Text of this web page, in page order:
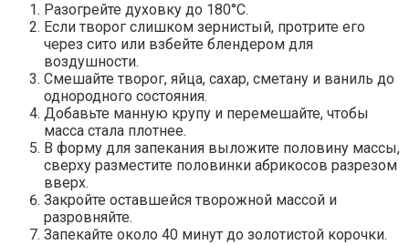
Разогрейте духовку до 180°C.
Если творог слишком зернистый, протрите его
через сито или взбейте блендером для
воздушности.
Смешайте творог, яйца, сахар, сметану и ваниль до
однородного состояния.
Добавьте манную крупу и перемешайте, чтобы
масса стала плотнее.
В форму для запекания выложите половину массы,
сверху разместите половинки абрикосов разрезом
вверх.
Закройте оставшейся творожной массой и
разровняйте.
Запекайте около 40 минут до золотистой корочки.